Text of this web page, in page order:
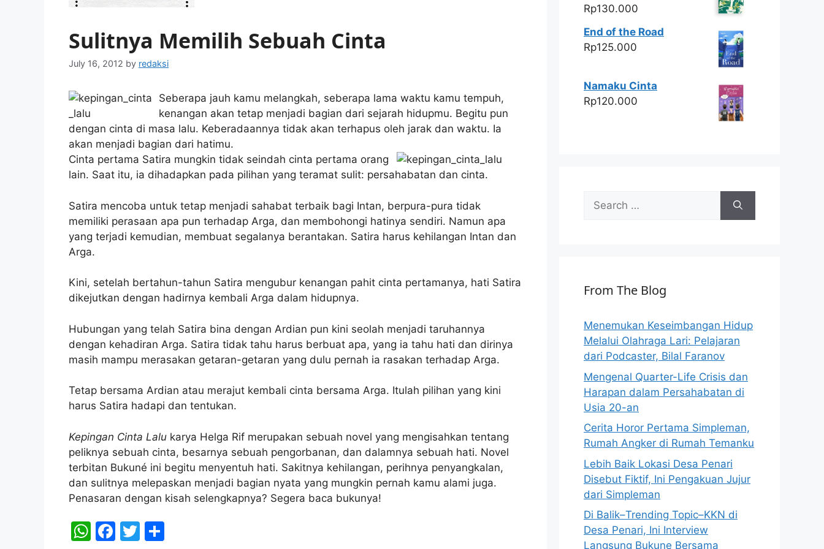
Sulitnya Memilih Sebuah Cinta
July 16, 2012 by redaksi
Seberapa jauh kamu melangkah, seberapa lama waktu kamu tempuh,
kenangan akan tetap menjadi bagian dari sejarah hidupmu. Begitu pun
dengan cinta di masa lalu. Keberadaannya tidak akan terhapus oleh jarak dan waktu. Ia
akan menjadi bagian dari hatimu.
Cinta pertama Satira mungkin tidak seindah cinta pertama orang
lain. Saat itu, ia dihadapkan pada pilihan yang teramat sulit: persahabatan dan cinta.
Satira mencoba untuk tetap menjadi sahabat terbaik bagi Intan, berpura-pura tidak
memiliki perasaan apa pun terhadap Arga, dan membohongi hatinya sendiri. Namun apa
yang terjadi kemudian, membuat segalanya berantakan. Satira harus kehilangan Intan dan
Arga.
Kini, setelah bertahun-tahun Satira mengubur kenangan pahit cinta pertamanya, hati Satira
dikejutkan dengan hadirnya kembali Arga dalam hidupnya.
Hubungan yang telah Satira bina dengan Ardian pun kini seolah menjadi taruhannya
dengan kehadiran Arga. Satira tidak tahu harus berbuat apa, yang ia tahu hati dan dirinya
masih mampu merasakan getaran-getaran yang dulu pernah ia rasakan terhadap Arga.
Tetap bersama Ardian atau merajut kembali cinta bersama Arga. Itulah pilihan yang kini
harus Satira hadapi dan tentukan.
Kepingan Cinta Lalu karya Helga Rif merupakan sebuah novel yang mengisahkan tentang
peliknya sebuah cinta, besarnya sebuah pengorbanan, dan dalamnya sebuah hati. Novel
terbitan Bukuné ini begitu menyentuh hati. Sakitnya kehilangan, perihnya penyangkalan,
dan sulitnya melepaskan menjadi bagian nyata yang mungkin pernah kamu alami juga.
Penasaran dengan kisah selengkapnya? Segera baca bukunya!
W F
T
Rp130.000
End of the Road
Rp125.000
Namaku Cinta
Rp120.000
Search
for:
From The Blog
Menemukan Keseimbangan Hidup
Melalui Olahraga Lari: Pelajaran
dari Podcaster, Bilal Faranov
Mengenal Quarter-Life Crisis dan
Harapan dalam Persahabatan di
Usia 20-an
Cerita Horor Pertama Simpleman,
Rumah Angker di Rumah Temanku
Lebih Baik Lokasi Desa Penari
Disebut Fiktif, Ini Pengakuan Jujur
dari Simpleman
Di Balik–Trending Topic–KKN di
Desa Penari, Ini Interview
Langsung Bukune Bersama